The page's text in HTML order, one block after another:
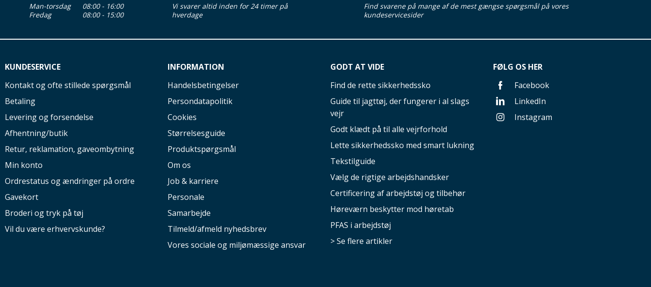
Man-torsdag
08:00 - 16:00
Fredag
08:00 - 15:00
Vi svarer altid inden for 24 timer på
hverdage
Find svarene på mange af de mest gængse spørgsmål på vores
kundeservicesider
KUNDESERVICE
Kontakt og ofte stillede spørgsmål
Betaling
Levering og forsendelse
Afhentning/butik
Retur, reklamation, gaveombytning
Min konto
Ordrestatus og ændringer på ordre
Gavekort
Broderi og tryk på tøj
Vil du være erhvervskunde?
INFORMATION
Handelsbetingelser
Persondatapolitik
Cookies
Størrelsesguide
Produktspørgsmål
Om os
Job & karriere
Personale
Samarbejde
Tilmeld/afmeld nyhedsbrev
Vores sociale og miljømæssige ansvar
GODT AT VIDE
Find de rette sikkerhedssko
Guide til jagttøj, der fungerer i al slags
vejr
Godt klædt på til alle vejrforhold
Lette sikkerhedssko med smart lukning
Tekstilguide
Vælg de rigtige arbejdshandsker
Certificering af arbejdstøj og tilbehør
Høreværn beskytter mod høretab
PFAS i arbejdstøj
> Se flere artikler
FØLG OS HER
Facebook
LinkedIn
Instagram